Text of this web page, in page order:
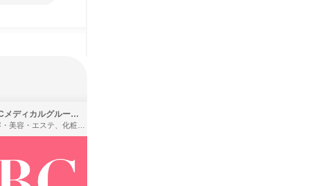
SBCメディカルグループ株式会社
理容・美容・エステ、化粧品・理美容用品小売、医療・病院